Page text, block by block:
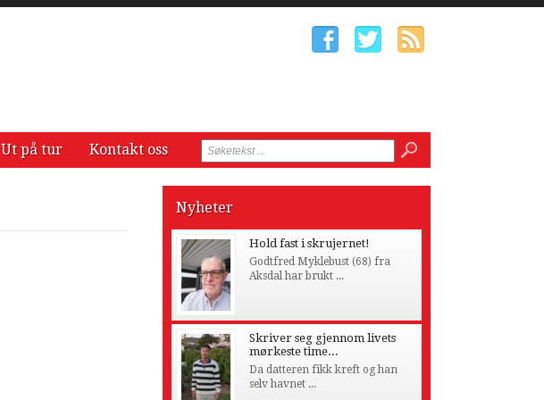
Ut på tur Kontakt oss
Nyheter
Hold fast i skrujernet!
Godtfred Myklebust (68) fra
Aksdal har brukt ...
Skriver seg gjennom livets
mørkeste time...
Da datteren fikk kreft og han
selv havnet ...